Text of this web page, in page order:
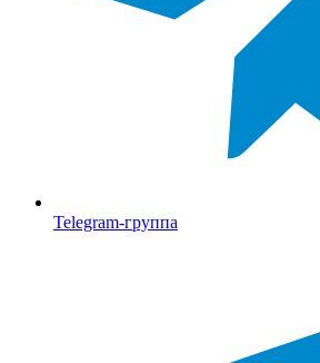
Telegram-группа